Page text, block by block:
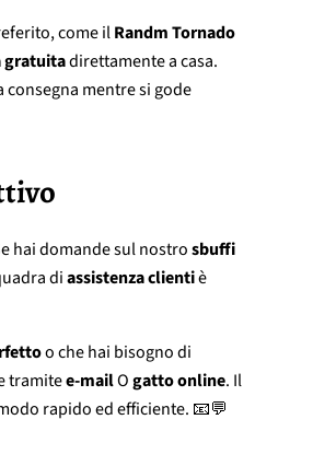
come ilRandm Tornado
gratuitadirettamente a casa.
consegna mentre si gode
hai domande sul nostrosbuffi
diassistenza clientiè
o che hai bisogno di
tramitee-mailOgatto online. Il
rapido ed efficiente. 📧💬